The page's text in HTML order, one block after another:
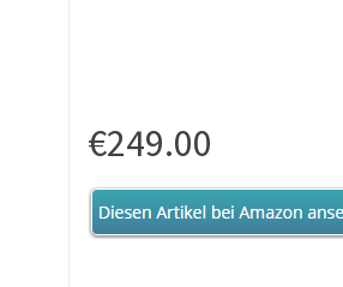
€249.00